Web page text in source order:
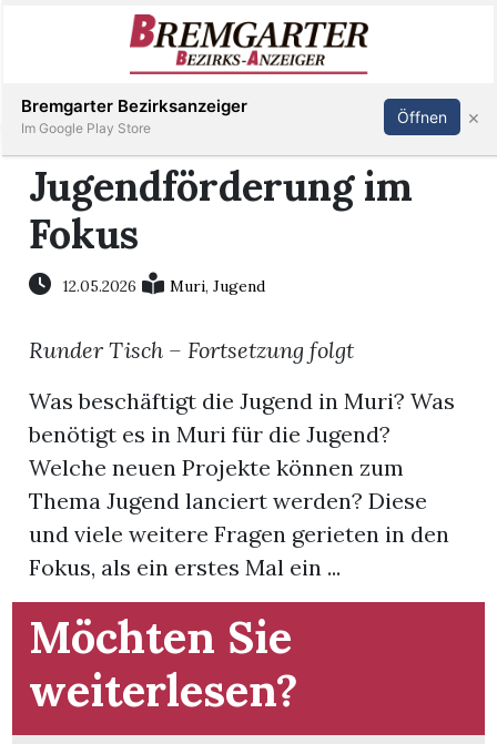
Immobilien
Veranstaltungen
Stellen
E-
Paper
Newsletter
Inserieren Abonnieren Anmelden
Jugendförderung im
Fokus
12.05.2026 Muri,Jugend
Runder Tisch – Fortsetzung folgt
Was beschäftigt die Jugend in Muri? Was
benötigt es in Muri für die Jugend?
Welche neuen Projekte können zum
Thema Jugend lanciert werden? Diese
und viele weitere Fragen gerieten in den
Fokus, als ein erstes Mal ein ...
Möchten Sie
weiterlesen?
Bremgarter Bezirksanzeiger
Im Google Play Store
Öffnen ×